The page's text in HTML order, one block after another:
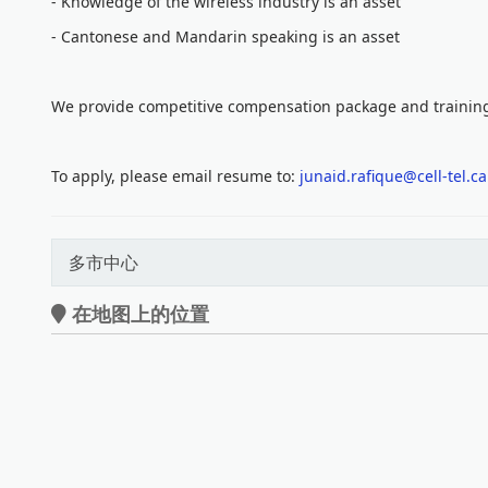
- Cantonese and Mandarin speaking is an asset
We provide competitive compensation package and
To apply, please email resume to: junaid.rafique@cell-tel.ca
多市中心
在地图上的位置